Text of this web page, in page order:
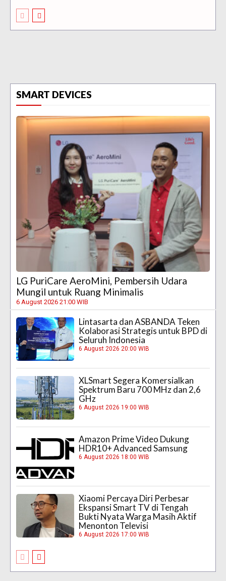
SMART DEVICES
LG PuriCare AeroMini, Pembersih Udara
Mungil untuk Ruang Minimalis
6 August 2026 21:00 WIB
Lintasarta dan ASBANDA Teken
Kolaborasi Strategis untuk BPD di
Seluruh Indonesia
6 August 2026 20:00 WIB
XLSmart Segera Komersialkan
Spektrum Baru 700 MHz dan 2,6
GHz
6 August 2026 19:00 WIB
Amazon Prime Video Dukung
HDR10+ Advanced Samsung
6 August 2026 18:00 WIB
Xiaomi Percaya Diri Perbesar
Ekspansi Smart TV di Tengah
Bukti Nyata Warga Masih Aktif
Menonton Televisi
6 August 2026 17:00 WIB